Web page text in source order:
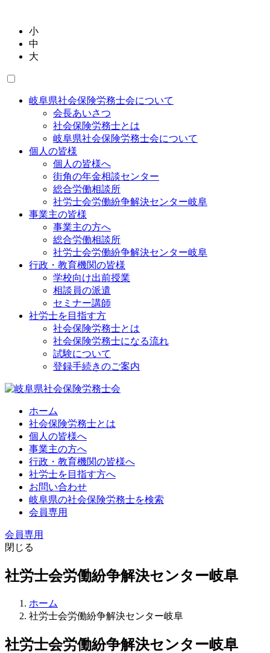
小
中
大
岐阜県社会保険労務士会について
会長あいさつ
社会保険労務士とは
岐阜県社会保険労務士会について
個人の皆様
個人の皆様へ
街角の年金相談センター
総合労働相談所
社労士会労働紛争解決センター岐阜
事業主の皆様
事業主の方へ
総合労働相談所
社労士会労働紛争解決センター岐阜
行政・教育機関の皆様
学校向け出前授業
相談員の派遣
セミナー講師
社労士を目指す方
社会保険労務士とは
社会保険労務士になる流れ
試験について
登録手続きのご案内
ホーム
社会保険労務士とは
個人の皆様へ
事業主の方へ
行政・教育機関の皆様へ
社労士を目指す方へ
お問い合わせ
岐阜県の社会保険労務士を検索
会員専用
会員専用
閉じる
社労士会労働紛争解決センター岐阜
ホーム
社労士会労働紛争解決センター岐阜
社労士会労働紛争解決センター岐阜